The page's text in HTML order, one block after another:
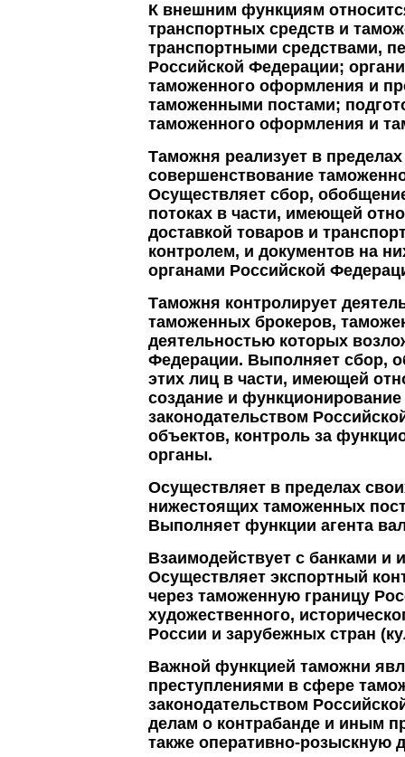
К внешним функциям
транспортных средств и
транспортными средствами,
Российской Федерации;
таможенного оформления и
таможенными постами;
таможенного оформления и
Таможня реализует в
совершенствование
Осуществляет сбор,
потоках в части, имеющей
доставкой товаров и
контролем, и документов на
органами Российской
Таможня контролирует
таможенных брокеров,
деятельностью которых
Федерации. Выполняет сбор,
этих лиц в части, имеющей
создание и
законодательством
объектов, контроль за
органы.
Осуществляет в пределах
нижестоящих таможенных
Выполняет функции агента
Взаимодействует с банками и
Осуществляет экспортный
через таможенную границу
художественного,
России и зарубежных стран
Важной функцией таможни
преступлениями в сфере
законодательством
делам о контрабанде и иным
также оперативно-розыскную